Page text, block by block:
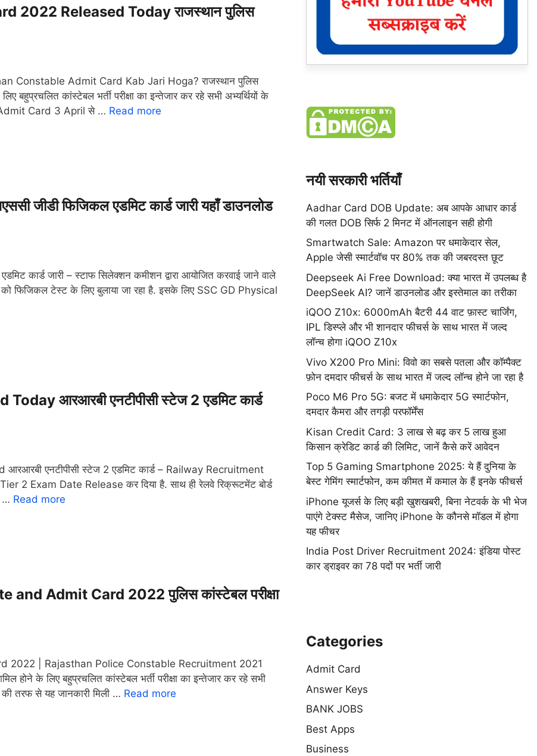
2022 Released Today राजस्थान पुलिस
Constable Admit Card Kab Jari Hoga? राजस्थान पुलिस
बहुप्रचलित कांस्टेबल भर्ती परीक्षा का इन्तेजार कर रहे सभी अभ्यर्थियों के
Card 3 April से … Read more
फिजिकल एडमिट कार्ड जारी यहाँ डाउनलोड
कार्ड जारी – स्टाफ सिलेक्शन कमीशन द्वारा आयोजित करवाई जाने वाले
को फिजिकल टेस्ट के लिए बुलाया जा रहा है. इसके लिए SSC GD Physical
आरआरबी एनटीपीसी स्टेज 2 एडमिट कार्ड
एनटीपीसी स्टेज 2 एडमिट कार्ड – Railway Recruitment
Exam Date Release कर दिया है. साथ ही रेलवे रिक्रूटमेंट बोर्ड
… Read more
Admit Card 2022 पुलिस कांस्टेबल परीक्षा
2022 | Rajasthan Police Constable Recruitment 2021
के लिए बहुप्रचलित कांस्टेबल भर्ती परीक्षा का इन्तेजार कर रहे सभी
तरफ से यह जानकारी मिली … Read more
नयी सरकारी भर्तियाँ
Aadhar Card DOB Update: अब आपके आधार कार्ड
की गलत DOB सिर्फ 2 मिनट में ऑनलाइन सही होगी
Smartwatch Sale: Amazon पर धमाकेदार सेल,
Apple जेसी स्मार्टवॉच पर 80% तक की जबरदस्त छूट
Deepseek Ai Free Download: क्या भारत में उपलब्ध है
DeepSeek AI? जानें डाउनलोड और इस्तेमाल का तरीका
iQOO Z10x: 6000mAh बैटरी 44 वाट फ़ास्ट चार्जिंग,
IPL डिस्प्ले और भी शानदार फीचर्स के साथ भारत में जल्द
लॉन्च होगा iQOO Z10x
Vivo X200 Pro Mini: विवो का सबसे पतला और कॉम्पैक्ट
फ़ोन दमदार फीचर्स के साथ भारत में जल्द लॉन्च होने जा रहा है
Poco M6 Pro 5G: बजट में धमाकेदार 5G स्मार्टफोन,
दमदार कैमरा और तगड़ी परफॉर्मेंस
Kisan Credit Card: 3 लाख से बढ़ कर 5 लाख हुआ
किसान क्रेडिट कार्ड की लिमिट, जानें कैसे करें आवेदन
Top 5 Gaming Smartphone 2025: ये हैं दुनिया के
बेस्ट गेमिंग स्मार्टफोन, कम कीमत में कमाल के हैं इनके फीचर्स
iPhone यूजर्स के लिए बड़ी खुशखबरी, बिना नेटवर्क के भी भेज
पाएंगे टेक्स्ट मैसेज, जानिए iPhone के कौनसे मॉडल में होगा
यह फीचर
India Post Driver Recruitment 2024: इंडिया पोस्ट
कार ड्राइवर का 78 पदों पर भर्ती जारी
Categories
Admit Card
Answer Keys
BANK JOBS
Best Apps
Business